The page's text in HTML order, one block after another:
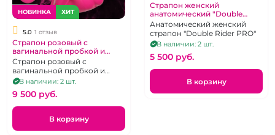
НОВИНКА ХИТ
5.0 1 отзыв
Страпон розовый с
вагинальной пробкой и
вибрацией
Страпон розовый с
вагинальной пробкой и
вибрацией
В наличии: 2 шт.
9 500 pуб.
В корзину
Страпон женский
анатомический "Double
Rider PRO" фиолетовый
Анатомический женский
страпон "Double Rider PRO"
В наличии: 2 шт.
5 500 pуб.
В корзину